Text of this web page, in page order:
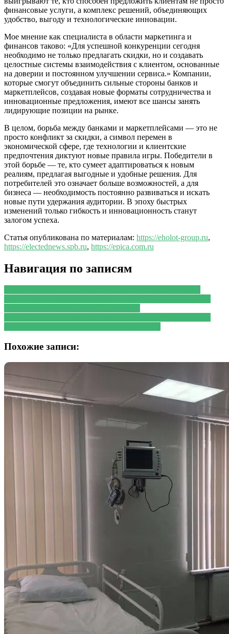
финансовые услуги, а комплекс решений, объединяющих
удобство, выгоду и технологические инновации.
Мое мнение как специалиста в области маркетинга и
финансов таково: «Для успешной конкуренции сегодня
необходимо не только предлагать скидки, но и создавать
целостные системы взаимодействия с клиентом, основанные
на доверии и постоянном улучшении сервиса.» Компании,
которые смогут объединить сильные стороны банков и
маркетплейсов, создавая новые форматы сотрудничества и
инновационные предложения, имеют все шансы занять
лидирующие позиции на рынке.
В целом, борьба между банками и маркетплейсами — это не
просто конфликт за скидки, а символ перемен в
экономической сфере, где технологии и клиентские
предпочтения диктуют новые правила игры. Победители в
этой борьбе — те, кто сумеет адаптироваться к новым
реалиям, предлагая выгодные и удобные решения. Для
потребителей это означает больше возможностей, а для
бизнеса — необходимость постоянно развиваться и искать
новые пути удержания аудитории. В эпоху быстрых
изменений только гибкость и инновационность станут
залогом успеха.
Статья опубликована по материалам: https://eholot-group.ru,
https://electednews.spb.ru, https://epica.com.ru
Навигация по записям
Похожие записи: